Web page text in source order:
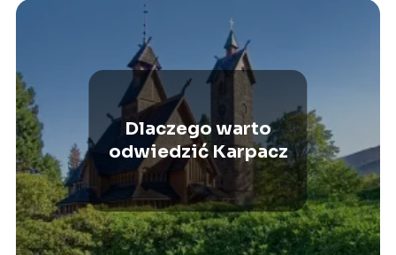
Dlaczego warto
odwiedzić Karpacz